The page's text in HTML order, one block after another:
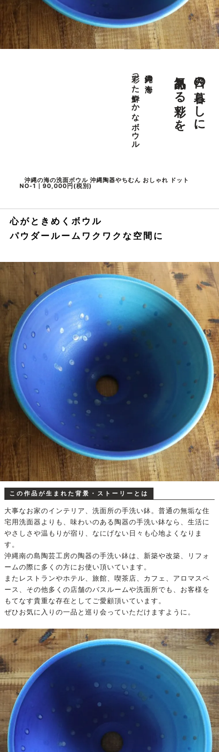
日々の暮らしに、
気品ある彩りを。
沖縄の海を
彩った鮮やかなボウル
沖縄の海の洗面ボウル 沖縄陶器やちむん おしゃれ ドット
NO-1｜90,000円(税別)
心がときめくボウル
パウダールームワクワクな空間に
この作品が生まれた背景・ストーリーとは
大事なお家のインテリア、洗面所の手洗い鉢。普通の無垢な住
宅用洗面器よりも、味わいのある陶器の手洗い鉢なら、生活に
やさしさや温もりが宿り、なにげない日々も心地よくなりま
す。
沖縄南の島陶芸工房の陶器の手洗い鉢は、新築や改築、リフォ
ームの際に多くの方にお使い頂いています。
またレストランやホテル、旅館、喫茶店、カフェ、アロマスペ
ース、その他多くの店舗のバスルームや洗面所でも、お客様を
もてなす貴重な存在としてご愛顧頂いています。
ぜひお気に入りの一品と巡り会っていただけますように。